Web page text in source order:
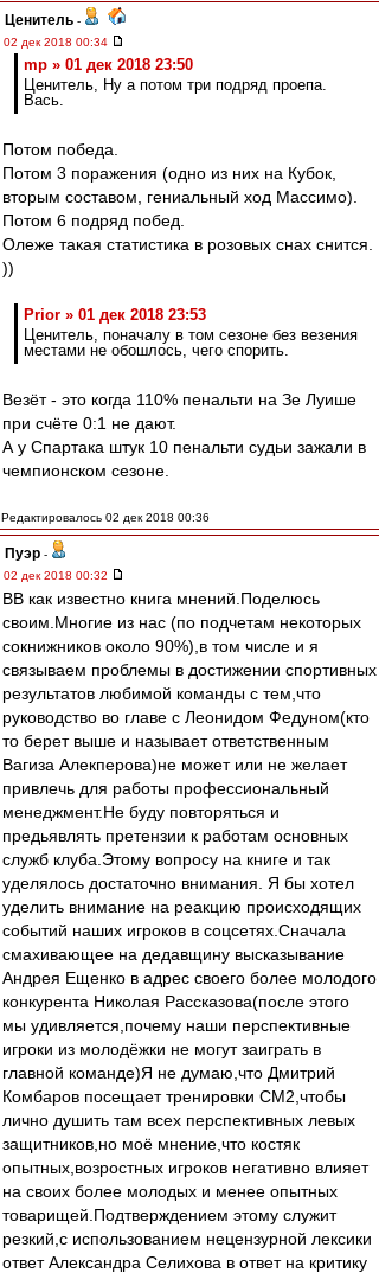
Ценитель -
02 дек 2018 00:34
mp » 01 дек 2018 23:50
Ценитель, Ну а потом три подряд проепа.
Вась.
Потом победа.
Потом 3 поражения (одно из них на Кубок,
вторым составом, гениальный ход Массимо).
Потом 6 подряд побед.
Олеже такая статистика в розовых снах снится.
))
Prior » 01 дек 2018 23:53
Ценитель, поначалу в том сезоне без везения
местами не обошлось, чего спорить.
Везёт - это когда 110% пенальти на Зе Луише
при счёте 0:1 не дают.
А у Спартака штук 10 пенальти судьи зажали в
чемпионском сезоне.
Редактировалось 02 дек 2018 00:36
Пуэр -
02 дек 2018 00:32
ВВ как известно книга мнений.Поделюсь
своим.Многие из нас (по подчетам некоторых
сокнижников около 90%),в том числе и я
связываем проблемы в достижении спортивных
результатов любимой команды с тем,что
руководство во главе с Леонидом Федуном(кто
то берет выше и называет ответственным
Вагиза Алекперова)не может или не желает
привлечь для работы профессиональный
менеджмент.Не буду повторяться и
предьявлять претензии к работам основных
служб клуба.Этому вопросу на книге и так
уделялось достаточно внимания. Я бы хотел
уделить внимание на реакцию происходящих
событий наших игроков в соцсетях.Сначала
смахивающее на дедавщину высказывание
Андрея Ещенко в адрес своего более молодого
конкурента Николая Рассказова(после этого
мы удивляется,почему наши перспективные
игроки из молодёжки не могут заиграть в
главной команде)Я не думаю,что Дмитрий
Комбаров посещает тренировки СМ2,чтобы
лично душить там всех перспективных левых
защитников,но моё мнение,что костяк
опытных,возростных игроков негативно влияет
на своих более молодых и менее опытных
товарищей.Подтверждением этому служит
резкий,с использованием нецензурной лексики
ответ Александра Селихова в ответ на критику